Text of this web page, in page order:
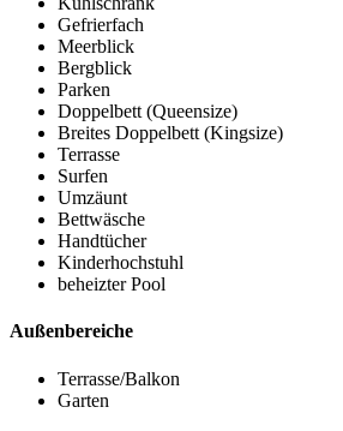
Gefrierfach
Meerblick
Bergblick
Parken
Doppelbett (Queensize)
Breites Doppelbett (Kingsize)
Terrasse
Surfen
Umzäunt
Bettwäsche
Handtücher
Kinderhochstuhl
beheizter Pool
Außenbereiche
Terrasse/Balkon
Garten